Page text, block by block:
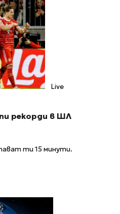
Live
рекорди в ШЛ
ти 15 минути.